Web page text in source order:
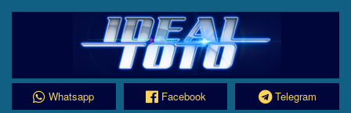
Whatsapp Facebook Telegram